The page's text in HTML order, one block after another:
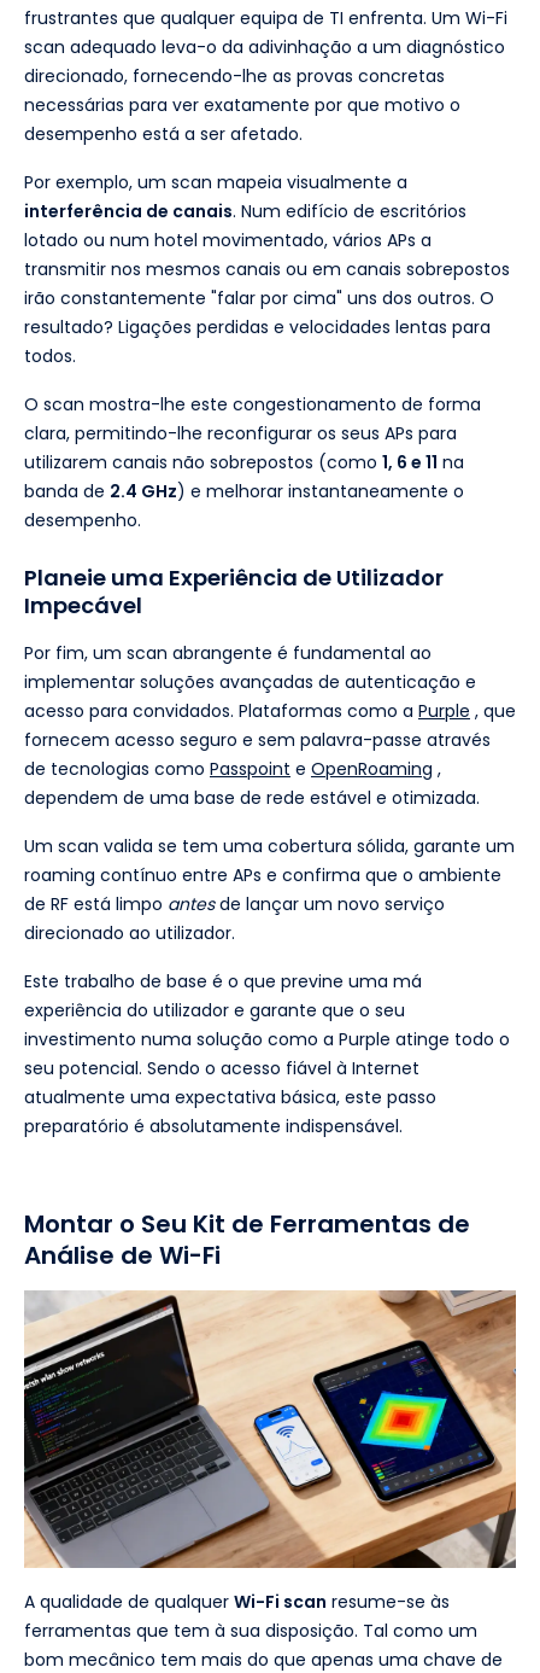
frustrantes que qualquer equipa de TI enfrenta. Um Wi-Fi
scan adequado leva-o da adivinhação a um diagnóstico
direcionado, fornecendo-lhe as provas concretas
necessárias para ver exatamente por que motivo o
desempenho está a ser afetado.
Por exemplo, um scan mapeia visualmente a
interferência de canais. Num edifício de escritórios
lotado ou num hotel movimentado, vários APs a
transmitir nos mesmos canais ou em canais sobrepostos
irão constantemente "falar por cima" uns dos outros. O
resultado? Ligações perdidas e velocidades lentas para
todos.
O scan mostra-lhe este congestionamento de forma
clara, permitindo-lhe reconfigurar os seus APs para
utilizarem canais não sobrepostos (como 1, 6 e 11 na
banda de 2.4 GHz) e melhorar instantaneamente o
desempenho.
Planeie uma Experiência de Utilizador
Impecável
Por fim, um scan abrangente é fundamental ao
implementar soluções avançadas de autenticação e
acesso para convidados. Plataformas como a Purple , que
fornecem acesso seguro e sem palavra-passe através
de tecnologias como Passpoint e OpenRoaming ,
dependem de uma base de rede estável e otimizada.
Um scan valida se tem uma cobertura sólida, garante um
roaming contínuo entre APs e confirma que o ambiente
de RF está limpo antesde lançar um novo serviço
direcionado ao utilizador.
Este trabalho de base é o que previne uma má
experiência do utilizador e garante que o seu
investimento numa solução como a Purple atinge todo o
seu potencial. Sendo o acesso fiável à Internet
atualmente uma expectativa básica, este passo
preparatório é absolutamente indispensável.
Montar o Seu Kit de Ferramentas de
Análise de Wi-Fi
A qualidade de qualquer Wi-Fi scan resume-se às
ferramentas que tem à sua disposição. Tal como um
bom mecânico tem mais do que apenas uma chave de